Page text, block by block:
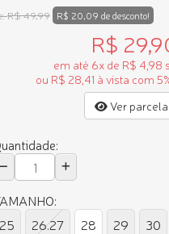
R$ 49,99 R$ 20,09 de desconto!
R$
em até 6x de R$ 4,98
ou R$ 28,41 à vista com
Ver
25
26.27 28 29 30